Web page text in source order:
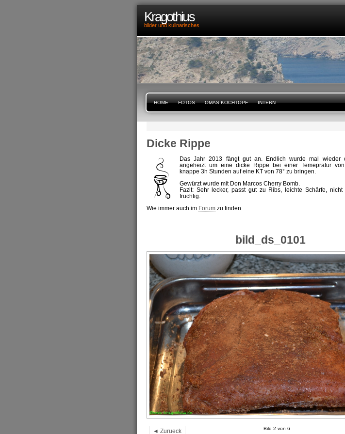
Kragothius
bilder und kulinarisches
HOME FOTOS OMAS KOCHTOPF INTERN
Dicke Rippe
Das Jahr 2013 fängt gut an. Endlich wurde mal wieder
angeheizt um eine dicke Rippe bei einer Temepratur
knappe 3h Stunden auf eine KT von 78° zu bringen.
Gewürzt wurde mit Don Marcos Cherry Bomb.
Fazit: Sehr lecker, passt gut zu Ribs, leichte Schärfe, nicht
fruchtig.
Wie immer auch im Forum zu finden
bild_ds_0101
◄ Zurueck Bild 2 von 6